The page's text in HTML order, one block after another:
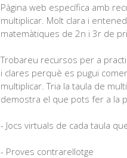
Pàgina web específica amb
multiplicar. Molt clara i
matemàtiques de 2n i 3r de
Trobareu recursos per a
i clares perquè es pugui
multiplicar. Tria la taula de
demostra el que pots fer a la
- Jocs virtuals de cada taula
- Proves contrarellotge